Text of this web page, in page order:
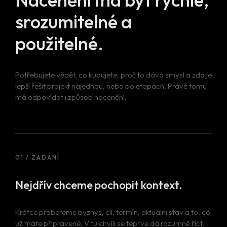
srozumitelné a
použitelné.
Potřebujete vědět, co kupujete, proč to dává smysl a zda je
lepší řešit projekt najednou, nebo po etapách. Právě tomu
má odpovídat i způsob nacenění.
01 / ZADÁNÍ
Nejdřív chceme pochopit kontext.
Krátce probereme byznys, cíl, termín, aktuální stav a to, co
už máte připravené. V tu chvíli se teprve dá rozumně říct,